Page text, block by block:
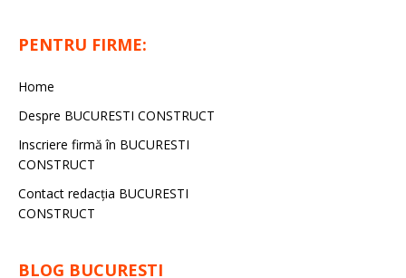
PENTRU FIRME:
Home
Despre BUCURESTI CONSTRUCT
Inscriere firmă în BUCURESTI
CONSTRUCT
Contact redacţia BUCURESTI
CONSTRUCT
BLOG BUCURESTI